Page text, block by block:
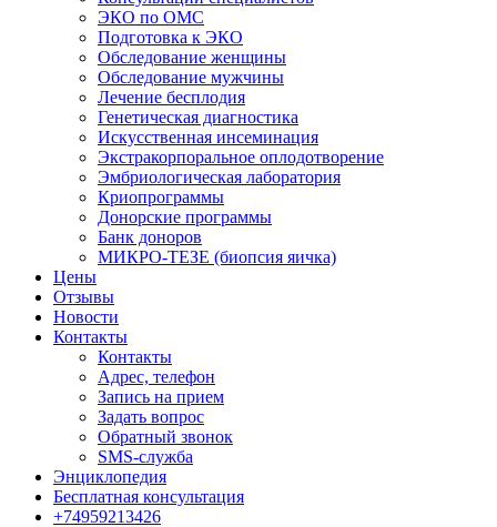
ЭКО по ОМС
Подготовка к ЭКО
Обследование женщины
Обследование мужчины
Лечение бесплодия
Генетическая диагностика
Искусственная инсеминация
Экстракорпоральное оплодотворение
Эмбриологическая лаборатория
Криопрограммы
Донорские программы
Банк доноров
МИКРО-ТЕЗЕ (биопсия яичка)
Цены
Отзывы
Новости
Контакты
Контакты
Адрес, телефон
Запись на прием
Задать вопрос
Обратный звонок
SMS-служба
Энциклопедия
Бесплатная консультация
+74959213426